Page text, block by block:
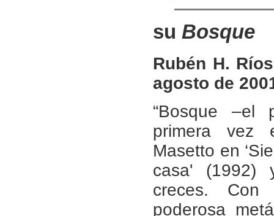
su Bosque
Rubén H.
agosto de
“Bosque –el
primera
Masetto en
casa' (1992)
creces.
poderosa